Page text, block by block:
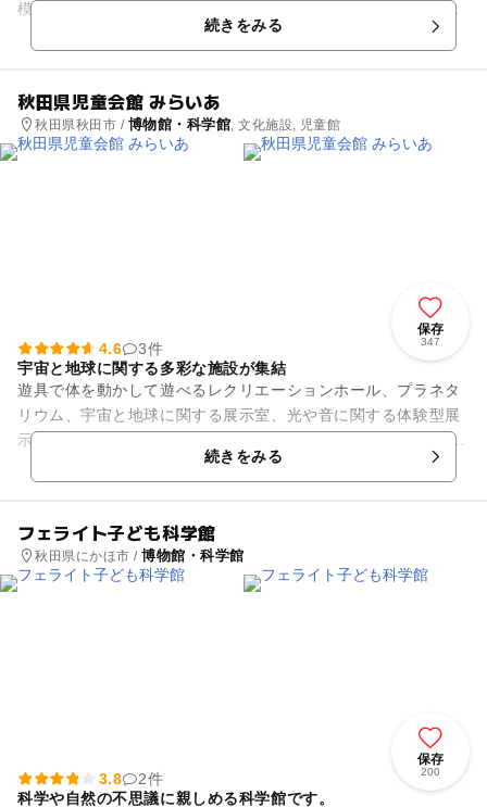
模型などを楽しく遊びながら学ぶことが出来る施設になってい
続きをみる
秋田県児童会館 みらいあ
秋田県秋田市 / 博物館・科学館, 文化施設, 児童館
保存
347
4.6
3件
宇宙と地球に関する多彩な施設が集結
遊具で体を動かして遊べるレクリエーションホール、プラネタ
リウム、宇宙と地球に関する展示室、光や音に関する体験型展
示室等、多彩な施設が集結した児童施設。 プラネタリウムは全
国的にも珍しく入場無料...続きをみる
フェライト子ども科学館
秋田県にかほ市 /博物館・科学館
保存
200
3.8
2件
科学や自然の不思議に親しめる科学館です。